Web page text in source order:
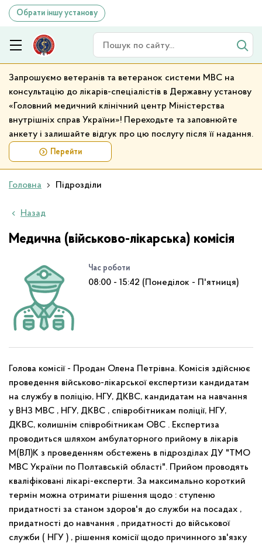
Обрати іншу установу
Запрошуємо ветеранів та ветеранок системи МВС на
консультацію до лікарів-спеціалістів в Державну установу
«Головний медичний клінічний центр Міністерства
внутрішніх справ України»! Переходьте та заповнюйте
анкету і залишайте відгук про цю послугу після її надання.
Перейти
Головна Підрозділи
Назад
Медична (військово-лікарська) комісія
Час роботи
08:00 - 15:42 (Понеділок - П'ятниця)
Голова комісії - Продан Олена Петрівна. Комісія здійснює
проведення військово-лікарської експертизи кандидатам
на службу в поліцію, НГУ, ДКВС, кандидатам на навчання
у ВНЗ МВС , НГУ, ДКВС , співробітникам поліції, НГУ,
ДКВС, колишнім співробітникам ОВС . Експертиза
проводиться шляхом амбулаторного прийому в лікарів
М(ВЛ)К з проведенням обстежень в підрозділах ДУ "ТМО
МВС України по Полтавській області". Прийом проводять
кваліфіковані лікарі-експерти. За максимально короткий
термін можна отримати рішення щодо : ступеню
придатності за станом здоров'я до служби на посадах ,
придатності до навчання , придатності до військової
служби ( НГУ ) , рішення комісії щодо причинного зв'язку